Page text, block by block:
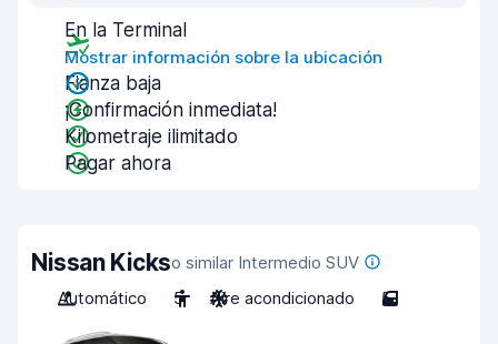
En la Terminal
Mostrar información sobre la ubicación
Fianza baja
¡Confirmación inmediata!
Kilometraje ilimitado
Pagar ahora
Nissan Kickso similar Intermedio SUV
Automático
5 Aire acondicionado 5